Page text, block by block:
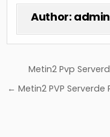
Author: admin
Yazı
gezinmesi
Metin2 Pvp
← Metin2 PVP Serverde